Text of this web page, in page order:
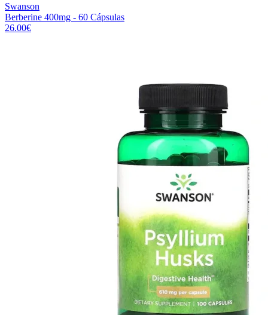
Swanson
Berberine 400mg - 60 Cápsulas
26.00€